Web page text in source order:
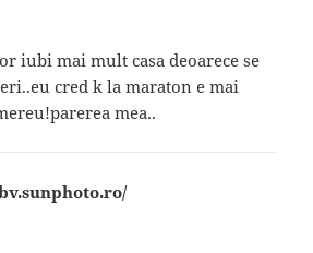
iubi mai mult casa deoarece se
cred k la maraton e mai
mea..
spune: